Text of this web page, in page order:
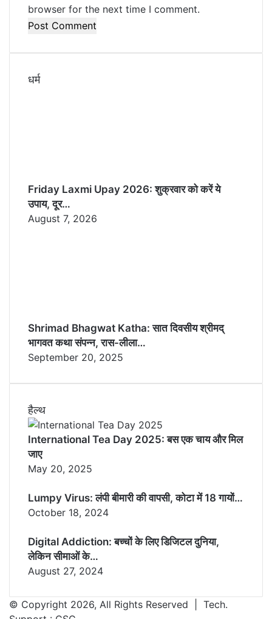
browser for the next time I comment.
धर्म
Friday Laxmi Upay 2026: शुक्रवार को करें ये
उपाय, दूर…
August 7, 2026
Shrimad Bhagwat Katha: सात दिवसीय श्रीमद्
भागवत कथा संपन्न, रास-लीला…
September 20, 2025
हैल्थ
International Tea Day 2025: बस एक चाय और मिल
जाए
May 20, 2025
Lumpy Virus: लंपी बीमारी की वापसी, कोटा में 18 गायों…
October 18, 2024
Digital Addiction: बच्चों के लिए डिजिटल दुनिया,
लेकिन सीमाओं के…
August 27, 2024
© Copyright 2026, All Rights Reserved | Tech.